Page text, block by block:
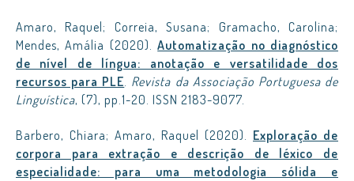
Amaro, Raquel; Correia, Susana; Gramacho, Carolina;
Mendes, Amália (2020).Automatização no diagnóstico
de nível de língua: anotação e versatilidade dos
recursos para PLE. Revista da Associação Portuguesa de
Linguística, (7), pp.1-20. ISSN 2183-9077.
Barbero, Chiara; Amaro, Raquel (2020). Exploração de
corpora para extração e descrição de léxico de
especialidade: para uma metodologia sólida e